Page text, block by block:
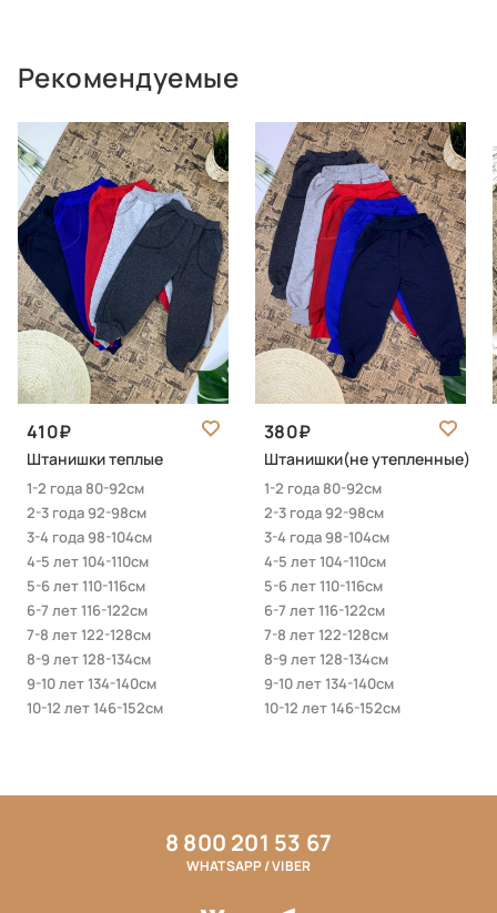
Рекомендуемые
410
Штанишки теплые
1-2 года 80-92см
2-3 года 92-98см
3-4 года 98-104см
4-5 лет 104-110см
5-6 лет 110-116см
6-7 лет 116-122см
7-8 лет 122-128см
8-9 лет 128-134см
9-10 лет 134-140см
10-12 лет 146-152см
380
Штанишки(не утепленные)
1-2 года 80-92см
2-3 года 92-98см
3-4 года 98-104см
4-5 лет 104-110см
5-6 лет 110-116см
6-7 лет 116-122см
7-8 лет 122-128см
8-9 лет 128-134см
9-10 лет 134-140см
10-12 лет 146-152см
8 800 201 53 67
WHATSAPP / VIBER